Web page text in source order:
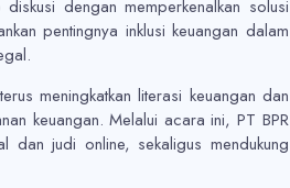
dengan memperkenalkan solusi
pentingnya inklusi keuangan dalam
meningkatkan literasi keuangan dan
keuangan. Melalui acara ini, PT BPR
dan judi online, sekaligus mendukung